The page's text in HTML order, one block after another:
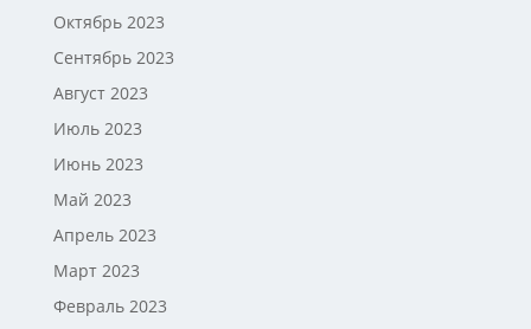
Октябрь 2023
Сентябрь 2023
Август 2023
Июль 2023
Июнь 2023
Май 2023
Апрель 2023
Март 2023
Февраль 2023